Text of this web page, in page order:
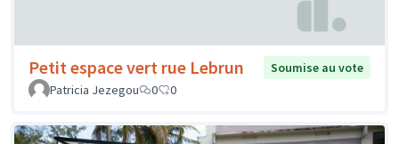
Petit espace vert rue Lebrun
Soumise au vote
Patricia Jezegou
0 0